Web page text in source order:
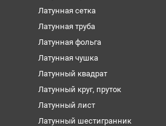
Латунная сетка
Латунная труба
Латунная фольга
Латунная чушка
Латунный квадрат
Латунный круг, пруток
Латунный лист
Латунный шестигранник